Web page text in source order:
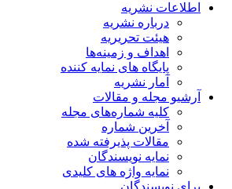
نشریه
درباره نشریه
هیئت تحریریه
اهداف و زمینه‌ها
پایگاه های نمایه کننده
آمار نشریه
مجله و مقالات
کلیه شماره‌های مجله
آخرین شماره
مقالات پذیرفته شده
نمایه نویسندگان
نمایه واژه های کلیدی
نویسندگان